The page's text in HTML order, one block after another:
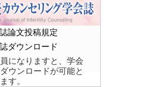
論文投稿規定
ダウンロード
になりますと、学会
ウンロードが可能と
す。